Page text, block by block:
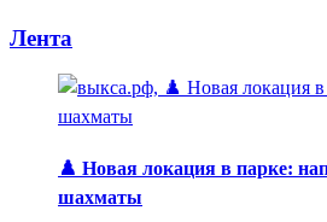
Лента
♟️ Новая локация в парке:
шахматы